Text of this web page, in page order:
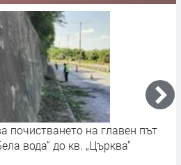
на главен път
вода“ до кв. „Църква“